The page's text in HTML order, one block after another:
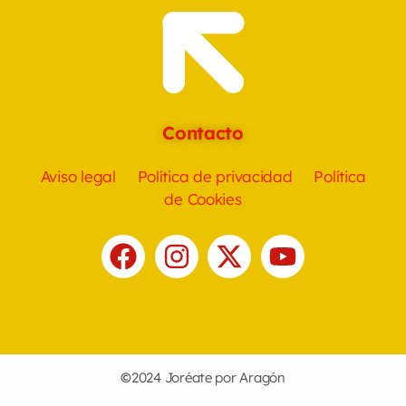
Contacto
Aviso legal Política de privacidad
Política
de Cookies
©2024 Joréate por Aragón